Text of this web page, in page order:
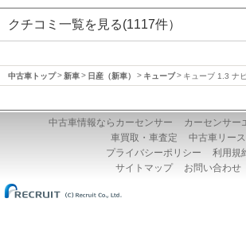
クチコミ一覧を見る(1117件）
中古車トップ 新車 日産（新車） キューブ キューブ 1.3 ナ
中古車情報ならカーセンサー
カーセンサー
車買取・車査定
中古車リース
プライバシーポリシー
利用規
サイトマップ
お問い合わせ